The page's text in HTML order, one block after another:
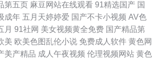
第五页 麻豆网站在线观看 91精选国产 国
成年 五月天婷婷爱 国产不卡小视频 AV色
月 91社网 美女视频黄全免费 国产精品第
美 欧美色图乱伦小说 免费成人软件 黄色网
美产精品 成人午夜视频 伦理视频网站 黄色